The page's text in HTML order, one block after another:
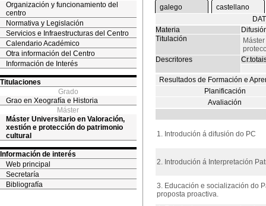
Organización y funcionamiento del
centro
Normativa y Legislación
Servicios e Infraestructuras del Centro
Calendario Académico
Otra información del Centro
Información de Interés
Titulaciones
Grado
Grao en Xeografía e Historia
Máster
Máster Universitario en Valoración,
xestión e protección do patrimonio
cultural
Información de interés
Web principal
Secretaría
Bibliografía
galego
castellano
Materia
Titulación
Descritores
Resultados de Formación e
Planificación
Avaliación
1. Introdución á difusión do PC
2. Introdución á Interpretación
3. Educación e socialización do
proposta proactiva.